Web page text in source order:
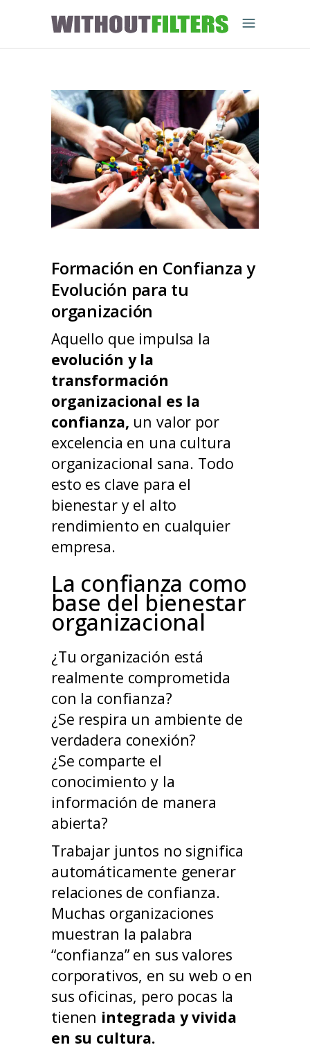
Formación en Confianza y
Evolución para tu
organización
Aquello que impulsa la
evolución y la
transformación
organizacional es la
confianza, un valor por
excelencia en una cultura
organizacional sana. Todo
esto es clave para el
bienestar y el alto
rendimiento en cualquier
empresa.
La confianza como
base del bienestar
organizacional
¿Tu organización está
realmente comprometida
con la confianza?
¿Se respira un ambiente de
verdadera conexión?
¿Se comparte el
conocimiento y la
información de manera
abierta?
Trabajar juntos no significa
automáticamente generar
relaciones de confianza.
Muchas organizaciones
muestran la palabra
“confianza” en sus valores
corporativos, en su web o en
sus oficinas, pero pocas la
tienen integrada y vivida
en su cultura.